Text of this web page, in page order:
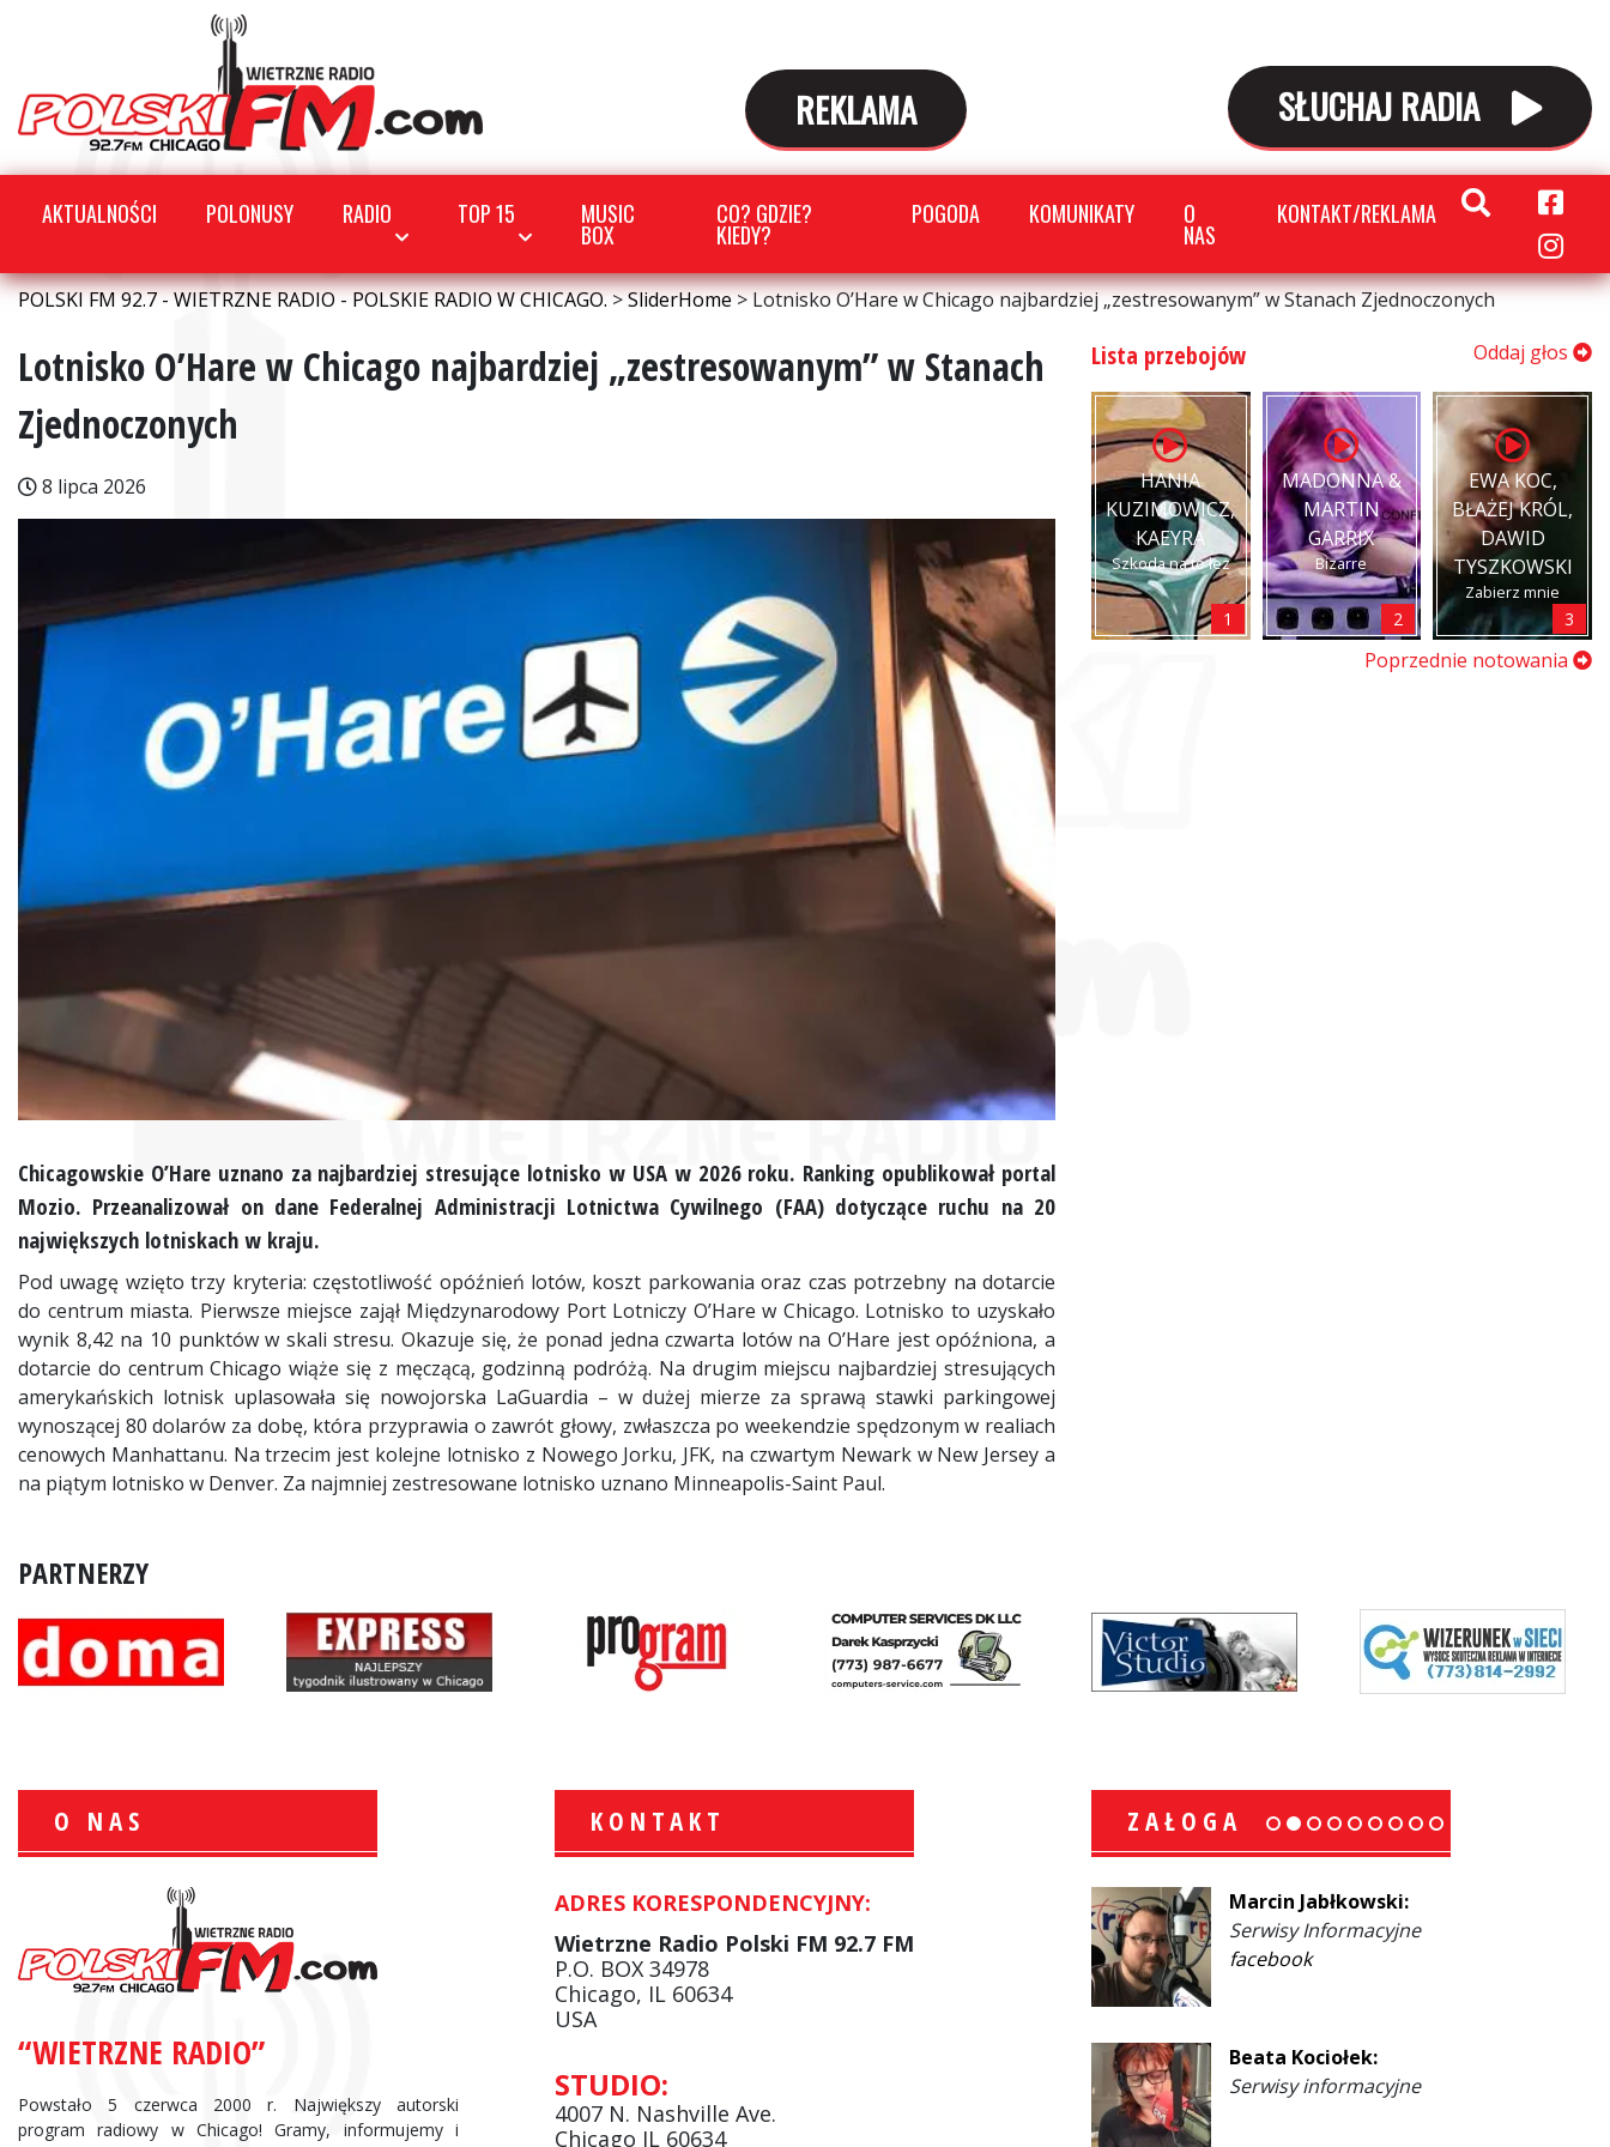
REKLAMA SŁUCHAJ RADIA
AKTUALNOŚCI POLONUSY RADIO TOP 15 MUSIC
BOX
CO? GDZIE?
KIEDY?
POGODA KOMUNIKATY O
NAS
KONTAKT/REKLAMA
POLSKI FM 92.7 - WIETRZNE RADIO - POLSKIE RADIO W CHICAGO.>SliderHome>Lotnisko O’Hare w Chicago najbardziej „zestresowanym” w Stanach Zjednoczonych
Lotnisko O’Hare w Chicago najbardziej „zestresowanym” w Stanach
Zjednoczonych
8 lipca 2026
Chicagowskie O’Hare uznano za najbardziej stresujące lotnisko w USA w 2026 roku. Ranking opublikował portal
Mozio. Przeanalizował on dane Federalnej Administracji Lotnictwa Cywilnego (FAA) dotyczące ruchu na 20
największych lotniskach w kraju.
Pod uwagę wzięto trzy kryteria: częstotliwość opóźnień lotów, koszt parkowania oraz czas potrzebny na dotarcie
do centrum miasta. Pierwsze miejsce zajął Międzynarodowy Port Lotniczy O’Hare w Chicago. Lotnisko to uzyskało
wynik 8,42 na 10 punktów w skali stresu. Okazuje się, że ponad jedna czwarta lotów na O’Hare jest opóźniona, a
dotarcie do centrum Chicago wiąże się z męczącą, godzinną podróżą. Na drugim miejscu najbardziej stresujących
amerykańskich lotnisk uplasowała się nowojorska LaGuardia – w dużej mierze za sprawą stawki parkingowej
wynoszącej 80 dolarów za dobę, która przyprawia o zawrót głowy, zwłaszcza po weekendzie spędzonym w realiach
cenowych Manhattanu. Na trzecim jest kolejne lotnisko z Nowego Jorku, JFK, na czwartym Newark w New Jersey a
na piątym lotnisko w Denver. Za najmniej zestresowane lotnisko uznano Minneapolis-Saint Paul.
Lista przebojów Oddaj głos
HANIA
KUZIMOWICZ,
KAEYRA
Szkoda na to łez
1
MADONNA &
MARTIN
GARRIX
Bizarre
2
EWA KOC,
BŁAŻEJ KRÓL,
DAWID
TYSZKOWSKI
Zabierz mnie
3
Poprzednie notowania
PARTNERZY
O NAS
“WIETRZNE RADIO”
Powstało 5 czerwca 2000 r. Największy autorski
program radiowy w Chicago! Gramy, informujemy i
KONTAKT
ADRES KORESPONDENCYJNY:
Wietrzne Radio Polski FM 92.7 FM
P.O. BOX 34978
Chicago, IL 60634
USA
STUDIO:
4007 N. Nashville Ave.
Chicago IL 60634
ZAŁOGA
Informacje Giełdowe
Krzysztof Wawer:
Komentator
facebook
Marcin Jabłkowski:
Serwisy Informacyjne
facebook
Beata Kociołek:
Serwisy informacyjne